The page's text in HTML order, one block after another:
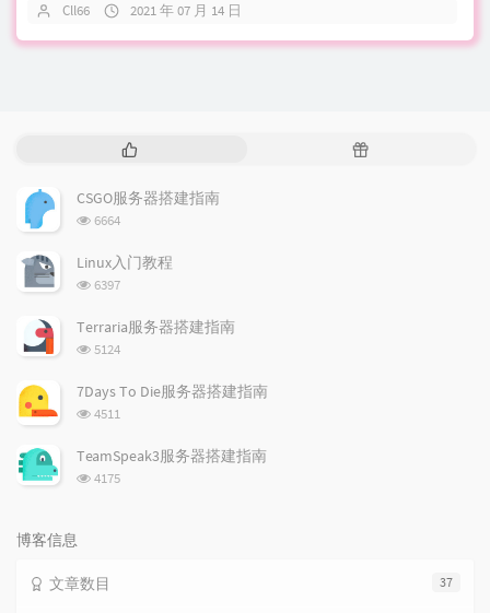
Cll66 2021 年 07 月 14 日
文
章
随
CSGO服务器搭建指南
浏
次
6664
Linux入门教程
浏
次
6397
Terraria服务器搭建指南
浏
次
数:
5124
7Days To Die服务器搭建指南
浏
次
4511
TeamSpeak3服务器搭建指南
浏
4175
博客信息
37
文章数目